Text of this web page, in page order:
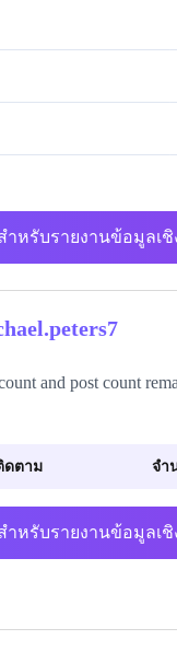
หรับรายงานข้อมูลเชิ
and post count
ดตาม จำ
หรับรายงานข้อมูลเชิ